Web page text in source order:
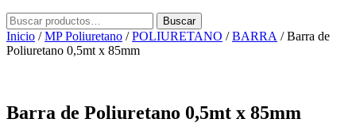
Buscar
por:
Buscar
Inicio /MP Poliuretano /POLIURETANO /BARRA / Barra de
Poliuretano 0,5mt x 85mm
Barra de Poliuretano 0,5mt x 85mm